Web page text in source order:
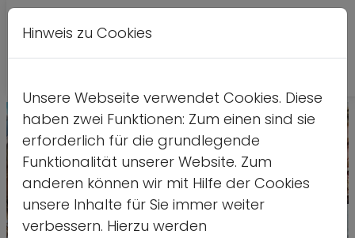
Hinweis zu Cookies
Unsere Webseite verwendet Cookies. Diese
haben zwei Funktionen: Zum einen sind sie
erforderlich für die grundlegende
Funktionalität unserer Website. Zum
anderen können wir mit Hilfe der Cookies
unsere Inhalte für Sie immer weiter
verbessern. Hierzu werden